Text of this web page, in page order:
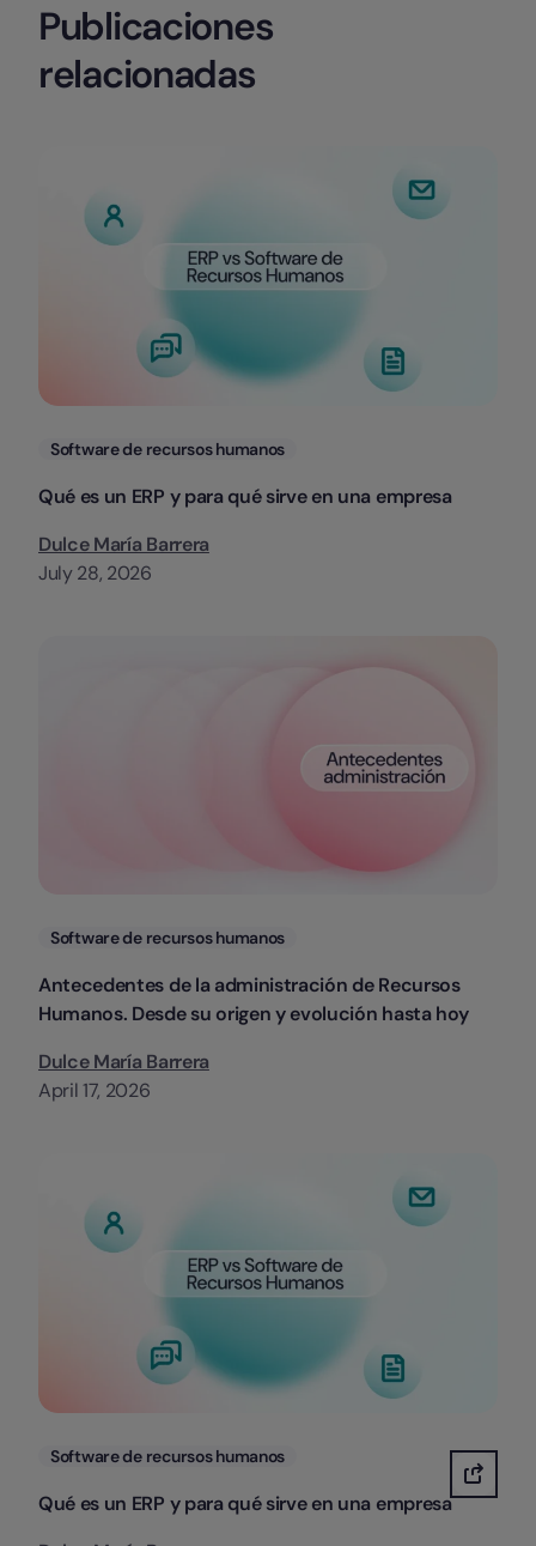
Publicaciones
relacionadas
Categorias
Software de recursos humanos
Qué es un ERP y para qué sirve en una empresa
Dulce María Barrera
July 28, 2026
Categorias
Software de recursos humanos
Antecedentes de la administración de Recursos
Humanos. Desde su origen y evolución hasta hoy
Dulce María Barrera
April 17, 2026
Categorias
Software de recursos humanos
Qué es un ERP y para qué sirve en una empresa